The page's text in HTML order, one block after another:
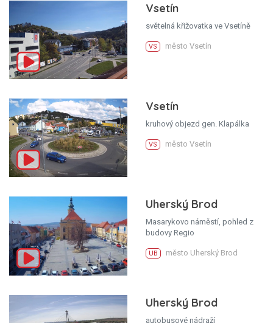
Vsetín
světelná křižovatka ve Vsetíně
VS město Vsetín
Vsetín
kruhový objezd gen. Klapálka
VS město Vsetín
Uherský Brod
Masarykovo náměstí, pohled z
budovy Regio
UB město Uherský Brod
Uherský Brod
autobusové nádraží